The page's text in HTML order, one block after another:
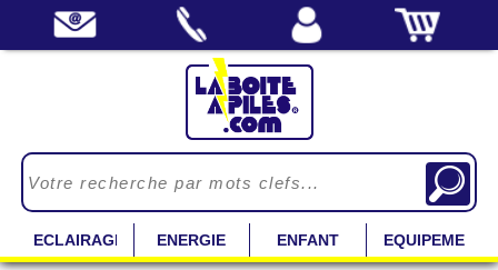
ECLAIRAGE ENERGIE ENFANT EQUIPEMENT